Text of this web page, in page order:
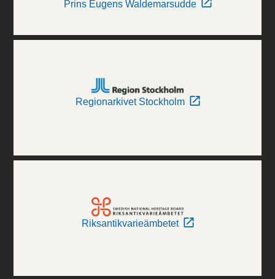
Prins Eugens Waldemarsudde
Regionarkivet Stockholm
Riksantikvarieämbetet